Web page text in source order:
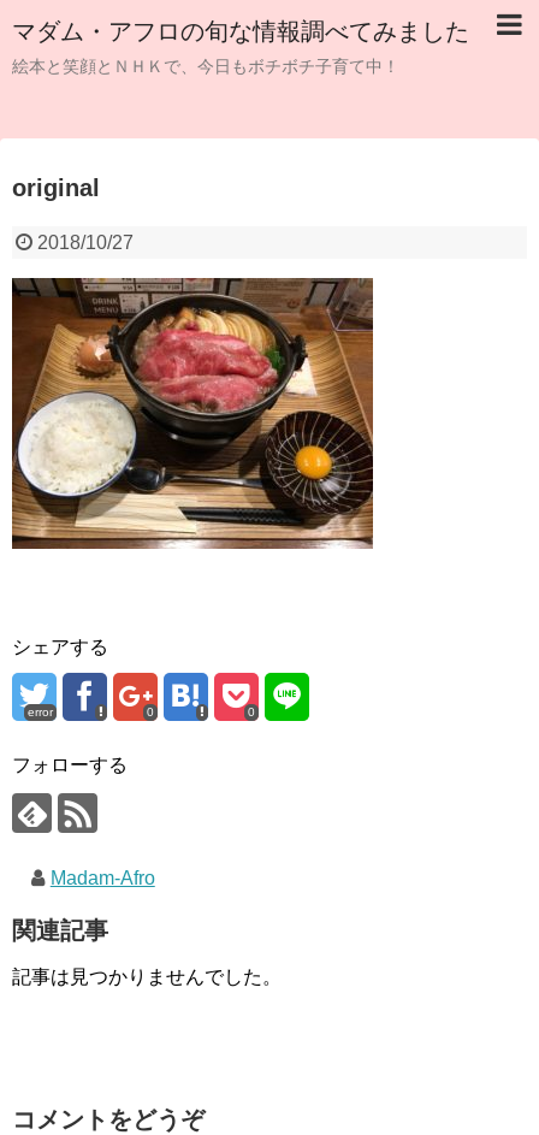
マダム・アフロの旬な情報調べてみました
絵本と笑顔とＮＨＫで、今日もボチボチ子育て中！
original
2018/10/27
シェアする
error 0 0
フォローする
Madam-Afro
関連記事
記事は見つかりませんでした。
コメントをどうぞ